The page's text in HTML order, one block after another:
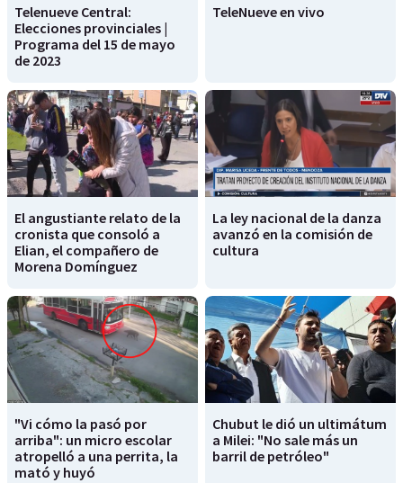
Telenueve Central:
Elecciones provinciales |
Programa del 15 de mayo
de 2023
TeleNueve en vivo
El angustiante relato de la
cronista que consoló a
Elian, el compañero de
Morena Domínguez
La ley nacional de la danza
avanzó en la comisión de
cultura
"Vi cómo la pasó por
arriba": un micro escolar
atropelló a una perrita, la
mató y huyó
Chubut le dió un ultimátum
a Milei: "No sale más un
barril de petróleo"